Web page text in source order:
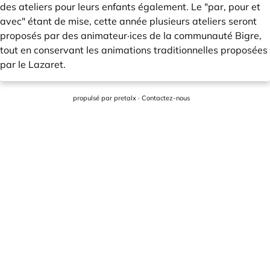
des ateliers pour leurs enfants également. Le "par, pour et
avec" étant de mise, cette année plusieurs ateliers seront
proposés par des animateur·ices de la communauté Bigre,
tout en conservant les animations traditionnelles proposées
par le Lazaret.
propulsé par pretalx · Contactez-nous